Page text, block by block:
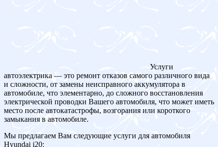
Услуги
автоэлектрика — это ремонт отказов самого различного вида
и сложности, от замены неисправного аккумулятора в
автомобиле, что элементарно, до сложного восстановления
электрической проводки Вашего автомобиля, что может иметь
место после автокатастрофы, возгорания или короткого
замыкания в автомобиле.
Мы предлагаем Вам следующие услуги для автомобиля
Hyundai i20: